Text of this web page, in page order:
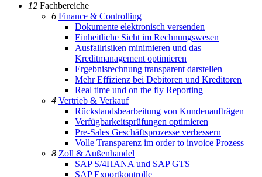
12 Fachbereiche
6 Finance & Controlling
Dokumente elektronisch versenden
Einheitliche Sicht im Rechnungswesen
Ausfallrisiken minimieren und das
Kreditmanagement optimieren
Ergebnisrechnung transparent darstellen
Mehr Effizienz bei Debitoren und Kreditoren
Real time und on the fly Reporting
4 Vertrieb & Verkauf
Rückstandsbearbeitung von Kundenaufträgen
Verfügbarkeitsprüfungen optimieren
Pre-Sales Geschäftsprozesse verbessern
Volle Transparenz im order to invoice Prozess
8 Zoll & Außenhandel
SAP S/4HANA und SAP GTS
SAP Exportkontrolle